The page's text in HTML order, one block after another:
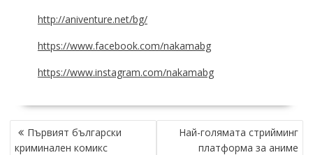
http://aniventure.net/bg/
https://www.facebook.com/nakamabg
https://www.instagram.com/nakamabg
POST
NAVIGATION
Първият български
криминален комикс
Най-голямата стрийминг
платформа за аниме